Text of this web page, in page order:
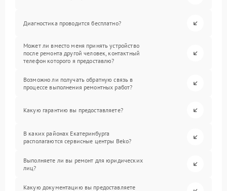
Диагностика проводится бесплатно?
Может ли вместо меня принять устройство
после ремонта другой человек, контактный
телефон которого я предоставлю?
Возможно ли получать обратную связь в
процессе выполнения ремонтных работ?
Какую гарантию вы предоставляете?
В каких районах Екатеринбурга
располагаются сервисные центры Beko?
Выполняете ли вы ремонт для юридических
лиц?
Какую документацию вы предоставляете